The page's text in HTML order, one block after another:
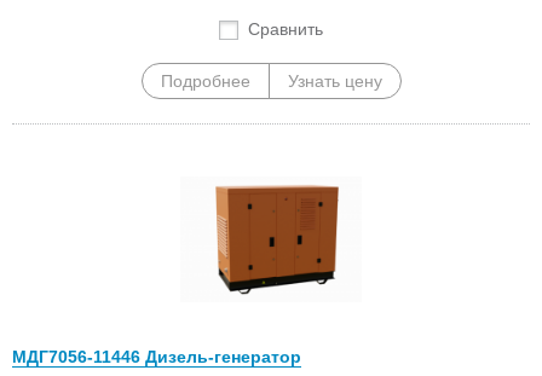
Сравнить
Подробнее Узнать цену
МДГ7056-11446 Дизель-генератор